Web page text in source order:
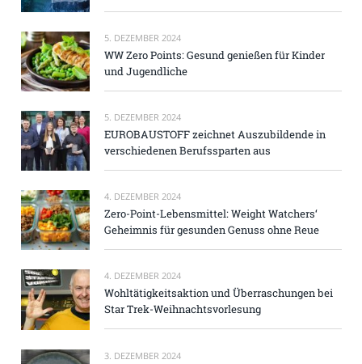
5. DEZEMBER 2024
WW Zero Points: Gesund genießen für Kinder
und Jugendliche
5. DEZEMBER 2024
EUROBAUSTOFF zeichnet Auszubildende in
verschiedenen Berufssparten aus
4. DEZEMBER 2024
Zero-Point-Lebensmittel: Weight Watchers‘
Geheimnis für gesunden Genuss ohne Reue
4. DEZEMBER 2024
Wohltätigkeitsaktion und Überraschungen bei
Star Trek-Weihnachtsvorlesung
3. DEZEMBER 2024